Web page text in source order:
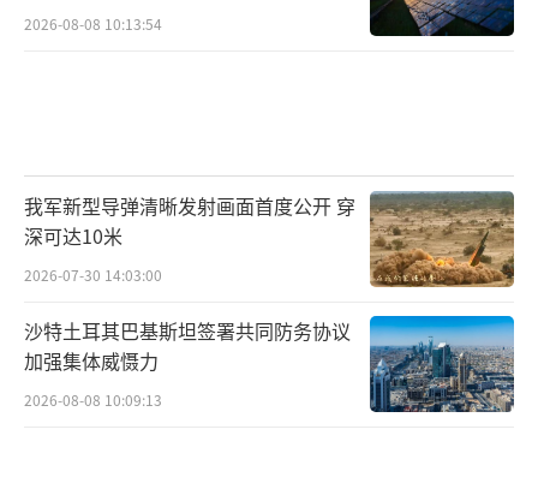
2026-08-08 10:13:54
我军新型导弹清晰发射画面首度公开 穿
深可达10米
2026-07-30 14:03:00
沙特土耳其巴基斯坦签署共同防务协议
加强集体威慑力
2026-08-08 10:09:13